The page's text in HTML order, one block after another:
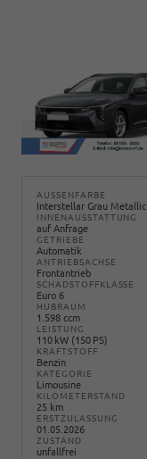
AUSSENFARBE
Interstellar Grau Metallic
INNENAUSSTATTUNG
auf Anfrage
GETRIEBE
Automatik
ANTRIEBSACHSE
Frontantrieb
SCHADSTOFFKLASSE
Euro 6
HUBRAUM
1.598 ccm
LEISTUNG
110 kW (150 PS)
KRAFTSTOFF
Benzin
KATEGORIE
Limousine
KILOMETERSTAND
25 km
ERSTZULASSUNG
01.05.2026
ZUSTAND
unfallfrei